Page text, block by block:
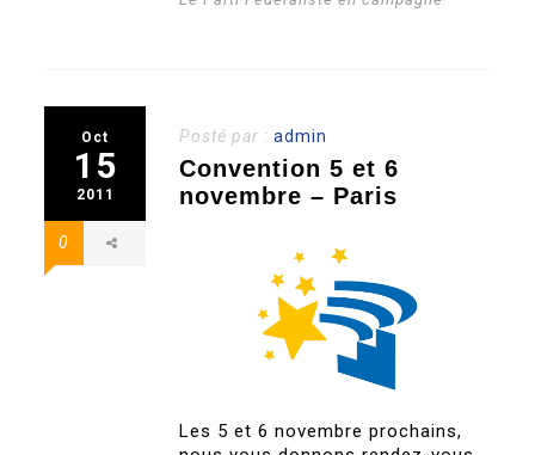
Oct
15
2011
0
Posté par :admin
Convention 5 et 6
novembre – Paris
Les 5 et 6 novembre prochains,